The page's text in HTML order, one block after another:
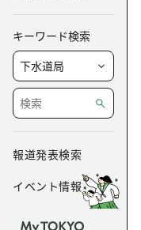
キーワード検索
報道発表検索
イベント情報